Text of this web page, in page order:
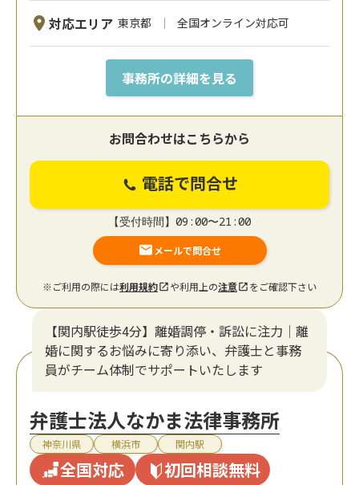
対応エリア 東京都 全国オンライン対応可
事務所の詳細を見る
お問合わせはこちらから
電話で問合せ
【受付時間】09:00〜21:00
メールで問合せ
※ご利用の際には利用規約 や利用上の注意 をご確認下さい
【関内駅徒歩4分】離婚調停・訴訟に注力│離
婚に関するお悩みに寄り添い、弁護士と事務
員がチーム体制でサポートいたします
弁護士法人なかま法律事務所
神奈川県 横浜市 関内駅
全国対応 初回相談無料